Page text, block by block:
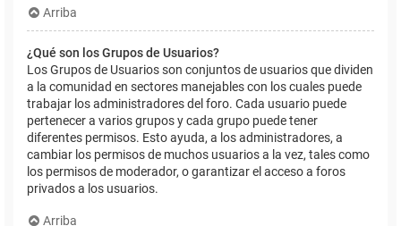
Arriba
¿Qué son los Grupos de Usuarios?
Los Grupos de Usuarios son conjuntos de usuarios que dividen
a la comunidad en sectores manejables con los cuales puede
trabajar los administradores del foro. Cada usuario puede
pertenecer a varios grupos y cada grupo puede tener
diferentes permisos. Esto ayuda, a los administradores, a
cambiar los permisos de muchos usuarios a la vez, tales como
los permisos de moderador, o garantizar el acceso a foros
privados a los usuarios.
Arriba